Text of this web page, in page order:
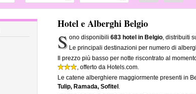
Hotel e Alberghi Belgio
S ono disponibili683 hotel in Belgio, distribuiti
Le principali destinazioni per numero di
Il prezzo più basso per notte riscontrato al
, offerto da Hotels.com.
Le catene alberghiere maggiormente presenti in
Tulip, Ramada, Sofitel .